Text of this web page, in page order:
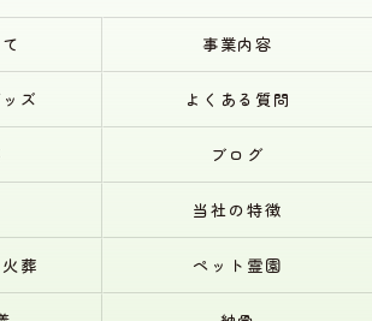
事業内容
ズ よくある質問
ブログ
当社の特徴
葬 ペット霊園